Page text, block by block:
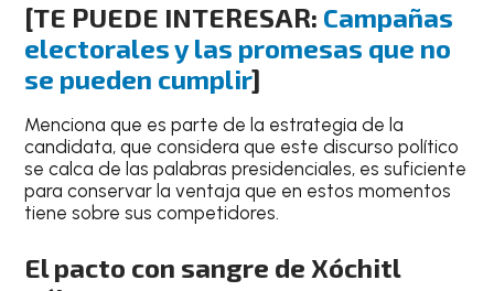
[TE PUEDE INTERESAR: Campañas
electorales y las promesas que no
se pueden cumplir]
Menciona que es parte de la estrategia de la
candidata, que considera que este discurso político
se calca de las palabras presidenciales, es suficiente
para conservar la ventaja que en estos momentos
tiene sobre sus competidores.
El pacto con sangre de Xóchitl